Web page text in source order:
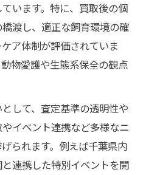
います。特に、買取後の個
渡し、適正な飼育環境の確
ア体制が評価されていま
物愛護や生態系保全の観点
して、査定基準の透明性や
イベント連携など多様なニ
られます。例えば千葉県内
連携した特別イベントを開